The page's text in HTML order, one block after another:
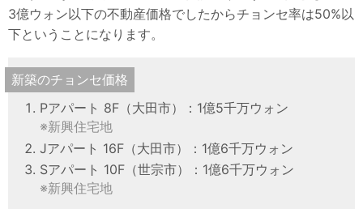
3億ウォン以下の不動産価格でしたからチョンセ率は50%以
下ということになります。
新築のチョンセ価格
Pアパート 8F（大田市）：1億5千万ウォン
※新興住宅地
Jアパート 16F（大田市）：1億6千万ウォン
Sアパート 10F（世宗市）：1億6千万ウォン
※新興住宅地